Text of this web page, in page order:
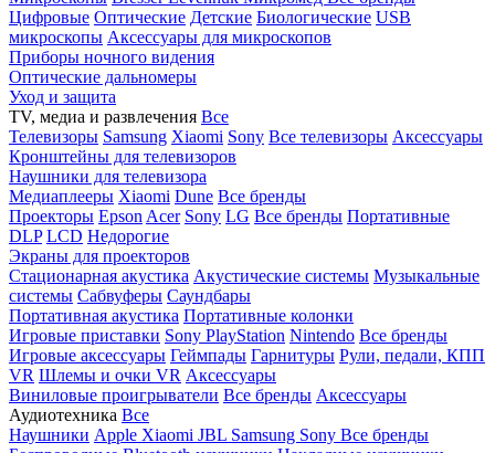
Цифровые Оптические Детские Биологические USB
микроскопы Аксессуары для микроскопов
Приборы ночного видения
Оптические дальномеры
Уход и защита
TV, медиа и развлечения Все
Телевизоры Samsung Xiaomi Sony Все телевизоры Аксессуары
Кронштейны для телевизоров
Наушники для телевизора
Медиаплееры Xiaomi Dune Все бренды
Проекторы Epson Acer Sony LG Все бренды Портативные
DLP LCD Недорогие
Экраны для проекторов
Стационарная акустика Акустические системы Музыкальные
системы Сабвуферы Саундбары
Портативная акустика Портативные колонки
Игровые приставки Sony PlayStation Nintendo Все бренды
Игровые аксессуары Геймпады Гарнитуры Рули, педали, КПП
VR Шлемы и очки VR Аксессуары
Виниловые проигрыватели Все бренды Аксессуары
Аудиотехника Все
Наушники Apple Xiaomi JBL Samsung Sony Все бренды